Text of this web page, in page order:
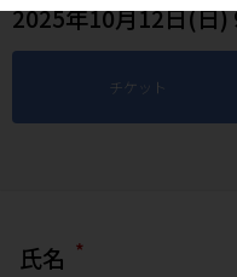
2025年10月12日(日)
チケット
氏名 *